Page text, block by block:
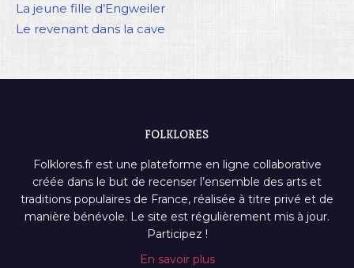
La jeune fille d’Engweiler
Le revenant dans la cave
FOLKLORES
Folklores.fr est une plateforme en ligne collaborative
créée dans le but de recenser l’ensemble des arts et
traditions populaires de France, réalisée à titre privé et de
manière bénévole. Le site est régulièrement mis à jour.
Participez !
En savoir plus